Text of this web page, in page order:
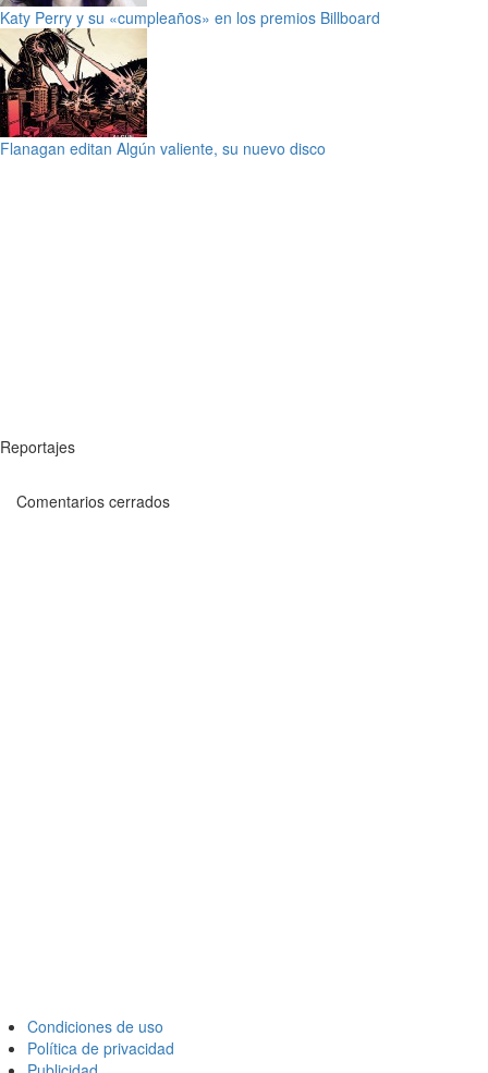
Katy Perry y su «cumpleaños» en los premios Billboard
Flanagan editan Algún valiente, su nuevo disco
Reportajes
Comentarios cerrados
Condiciones de uso
Política de privacidad